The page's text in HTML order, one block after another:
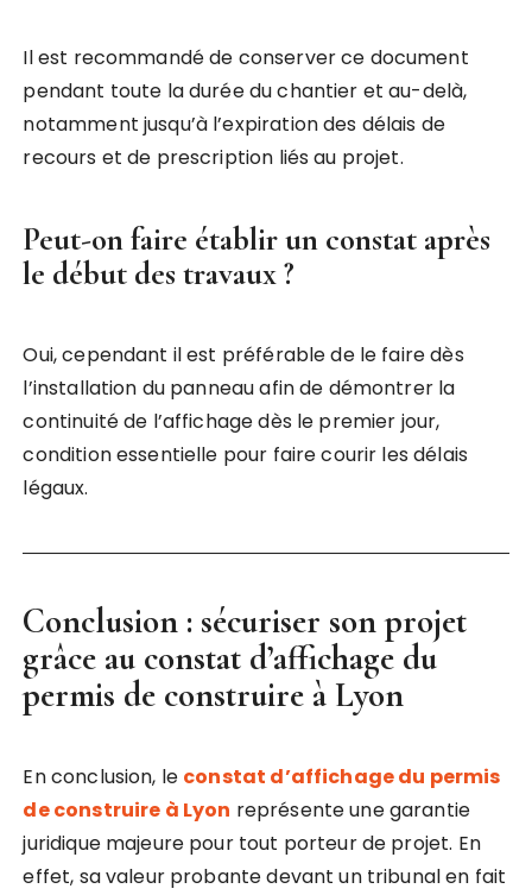
Il est recommandé de conserver ce document
pendant toute la durée du chantier et au-delà,
notamment jusqu’à l’expiration des délais de
recours et de prescription liés au projet.
Peut-on faire établir un constat après
le début des travaux ?
Oui, cependant il est préférable de le faire dès
l’installation du panneau afin de démontrer la
continuité de l’affichage dès le premier jour,
condition essentielle pour faire courir les délais
légaux.
Conclusion : sécuriser son projet
grâce au constat d’affichage du
permis de construire à Lyon
En conclusion, le constat d’affichage du permis
de construire à Lyon représente une garantie
juridique majeure pour tout porteur de projet. En
effet, sa valeur probante devant un tribunal en fait